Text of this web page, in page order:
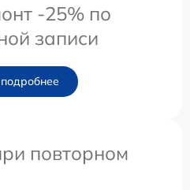
-25% по
записи
повторном